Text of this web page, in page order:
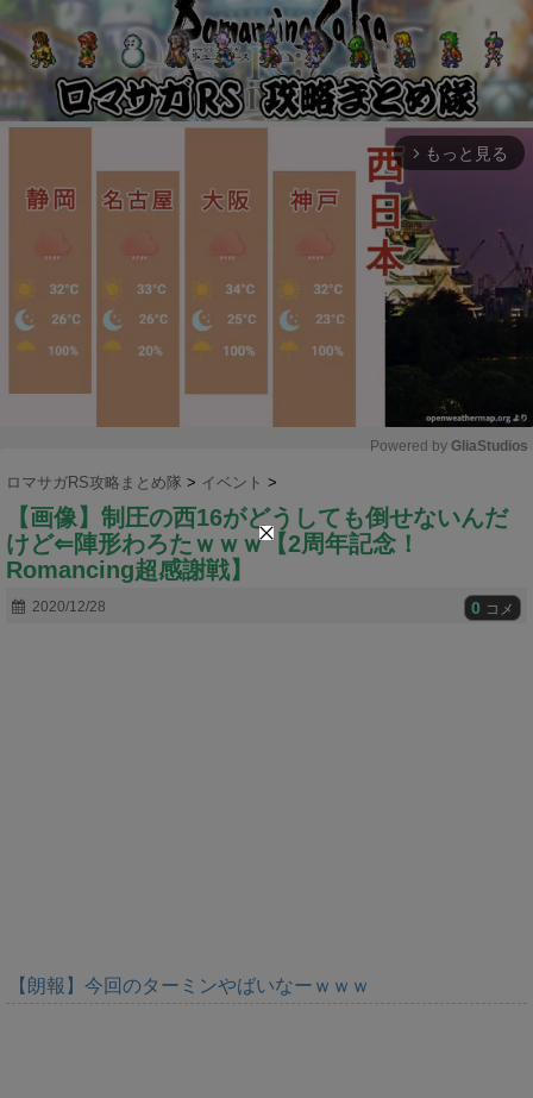
arrow_forward_ios もっと見る
u
Powered by GliaStudios
ロマサガRS攻略まとめ隊 > イベント >
【画像】制圧の西16がどうしても倒せないんだ
けど⇐陣形わろたｗｗｗ【2周年記念！
Romancing超感謝戦】
2020/12/28 0 コメ
【朗報】今回のターミンやばいなーｗｗｗ